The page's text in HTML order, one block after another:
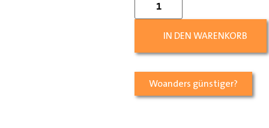
IN DEN WARENKORB
Woanders günstiger?